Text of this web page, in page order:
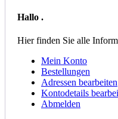
Hallo .
Hier finden Sie alle
Mein Konto
Bestellungen
Adressen bearbeiten
Kontodetails
Abmelden